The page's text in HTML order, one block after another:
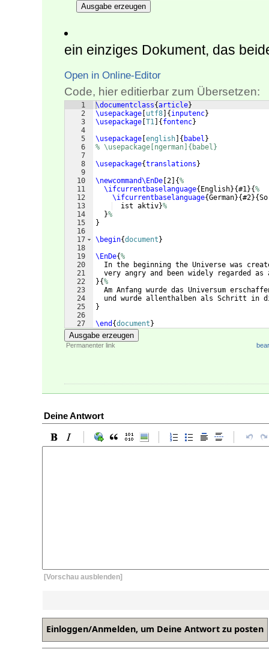
Ausgabe erzeugen
ein einziges Dokument, das
Open in Online-Editor
Code, hier editierbar zum Übersetzen:
1
2
3
4
5
6
7
8
9
10
11
12
13
14
15
16
17
18
19
20
21
22
23
24
25
26
27
\documentclass{article}
\usepackage utf8 { inputenc}
\usepackage T1 { fontenc}
\usepackage english { babel }
% \usepackage[ngerman]{babel}
\usepackage{translations }
\newcommand\EnDe 2 {%
\ifcurrentbaselanguage{ English}{#1}{%
\ifcurrentbaselanguage{German}{#2}{
  ist aktiv
}%
}%
}
\begin{document }
\EnDe{%
In the beginning the Universe was
very angry and been widely regarded as
}{%
Am Anfang wurde das Universum
und wurde allenthalben als Schritt in
}
\end {document }
Ausgabe erzeugen
Permanenter link
Deine Antwort
[Vorschau ausblenden]